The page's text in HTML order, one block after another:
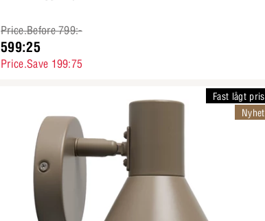
Price.Before 799:-
599:25
Price.Save 199:75
Fast lågt pris
Nyhet